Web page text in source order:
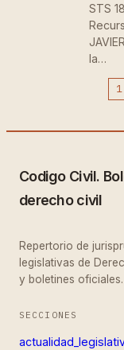
STS
la…
1
Codigo Civil.
derecho civil
Repertorio de
legislativas de
y boletines oficiales.
SECCIONES